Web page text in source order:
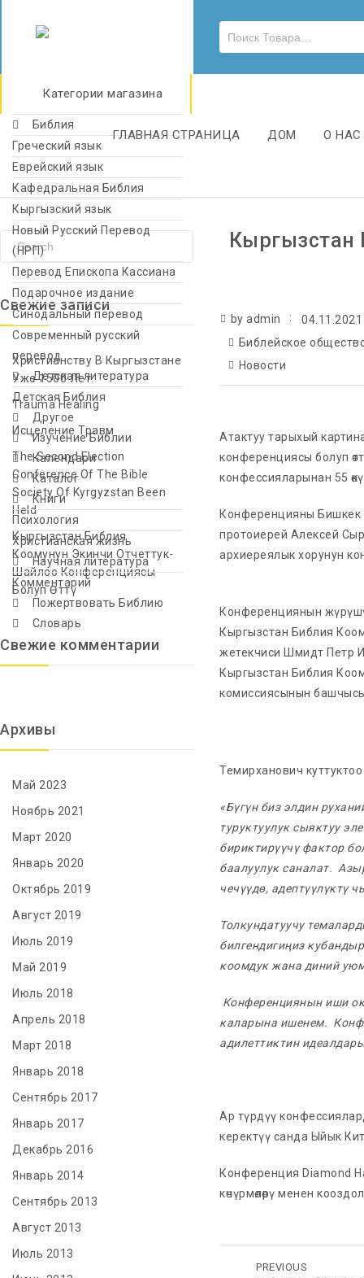
Категории магазина
Библия
Греческий язык
Еврейский язык
Кафедральная Библия
Кыргызский язык
Новый Русский Перевод
(НРП)
Перевод Епископа Кассиана
Подарочное издание
Синодальный перевод
Современный русский
перевод
Детская литература
Детская Библия
Другое
Изучение Библии
Календари
Каталог
Книги
Психология
Христианская жизнь
Научная литература
Комментарий
Пожертвовать Библию
Словарь
ГЛАВНАЯ СТРАНИЦА ДОМ О НАС
Кыргызстан
by admin
04.11.2021
Библейское
Новости
Атактуу тарыхый
конференциясы болуп
конфессияларынан 55
Конференцияны Бишкек
протоиерей Алексей
архиереялык хорунун
Конференциянын
Кыргызстан Библия
жетекчиси Шмидт Петр
Кыргызстан Библия
комиссиясынын
Темирханович куттуктоо
«Бүгүн биз элдин
туруктуулук сыяктуу
бириктирүүчү фактор
баалуулук саналат.
чечүүдө, адептүүлүктү
Толкундатуучу
билгендигиңиз
коомдук жана диний
Конференциянын иши
каларына ишенем.
адилеттиктин
Ар түрдүү
керектүү санда Ыйык
Конференция Diamond
көчүрмөлөрү менен
PREVIOUS
Свежие записи
Христианству В Кыргызстане
Уже 1500 Лет.
Trauma Healing
Исцеление Травм
The Second Election
Conference Of The Bible
Society Of Kyrgyzstan Been
Held
Кыргызстан Библия
Коомунун Экинчи Отчеттук-
Шайлоо Конференциясы
Болуп Өттү
Свежие комментарии
Архивы
Май 2023
Ноябрь 2021
Март 2020
Январь 2020
Октябрь 2019
Август 2019
Июль 2019
Май 2019
Июль 2018
Апрель 2018
Март 2018
Январь 2018
Сентябрь 2017
Январь 2017
Декабрь 2016
Январь 2014
Сентябрь 2013
Август 2013
Июль 2013